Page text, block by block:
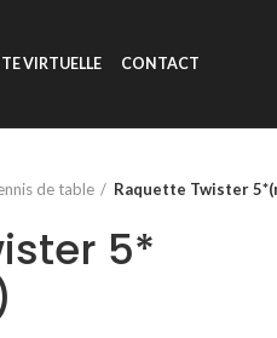
VIRTUELLE CONTACT
de table Raquette Twister
5*